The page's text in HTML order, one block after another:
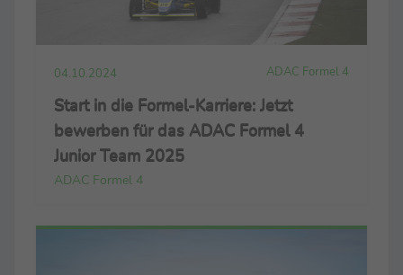
04.10.2024 ADAC Formel 4
Start in die Formel-Karriere: Jetzt
bewerben für das ADAC Formel 4
Junior Team 2025
ADAC Formel 4